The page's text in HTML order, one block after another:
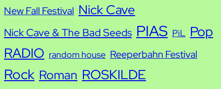
New Fall Festival Nick Cave
Nick Cave & The Bad Seeds PIAS PiL Pop
RADIO random house Reeperbahn Festival
Rock Roman ROSKILDE